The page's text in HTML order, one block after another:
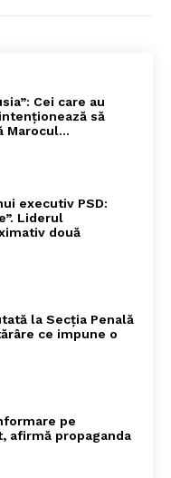
Cei care au
să
Marocul...
executiv PSD:
Liderul
două
la Secția Penală
ce impune o
pe
afirmă propaganda